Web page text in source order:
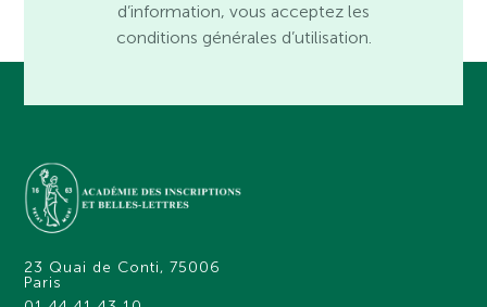
d’information, vous acceptez les
conditions générales d’utilisation.
23 Quai de Conti, 75006
Paris